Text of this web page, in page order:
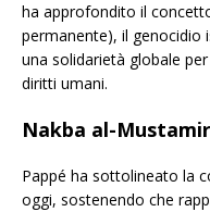
ha approfondito il
permanente), il genocidio
una solidarietà globale
diritti umani.
Nakba al-
Pappé ha sottolineato la
oggi, sostenendo che